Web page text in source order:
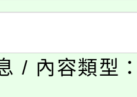
教育專業人
8/29、30在
!
時於龍潭區
/ 內容類型